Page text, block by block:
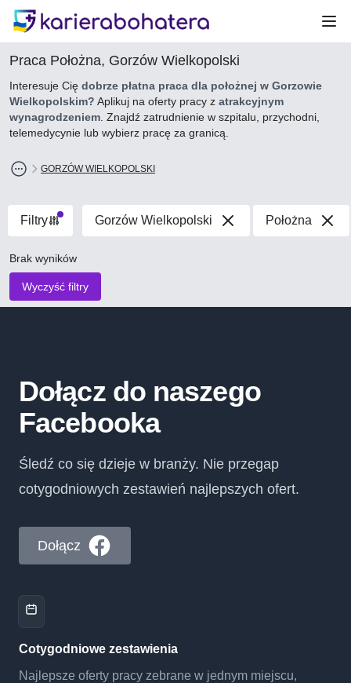
Praca Położna, Gorzów Wielkopolski
Interesuje Cię dobrze płatna praca dla położnej w Gorzowie
Wielkopolskim? Aplikuj na oferty pracy z atrakcyjnym
wynagrodzeniem . Znajdź zatrudnienie w szpitalu, przychodni,
telemedycynie lub wybierz pracę za granicą.
GORZÓW WIELKOPOLSKI
Filtry Gorzów Wielkopolski Położna
Brak wyników
Wyczyść filtry
Dołącz do naszego
Facebooka
Śledź co się dzieje w branży. Nie przegap
cotygodniowych zestawień najlepszych ofert.
Dołącz
Cotygodniowe zestawienia
Najlepsze oferty pracy zebrane w jednym miejscu,